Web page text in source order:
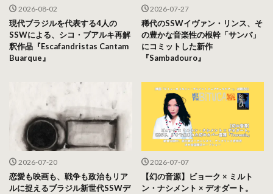
2026-08-02
現代ブラジルを代表する4人の
SSWによる、シコ・ブアルキ再解
釈作品『Escafandristas Cantam
Buarque』
2026-07-27
稀代のSSWイヴァン・リンス、そ
の豊かな音楽性の根幹「サンバ」
にコミットした新作
『Sambadouro』
2026-07-20
恋愛も映画も、戦争も政治もリア
ルに捉えるブラジル新世代SSWデ
2026-07-07
【幻の音源】ビョーク × ミルト
ン・ナシメント × デオダート。